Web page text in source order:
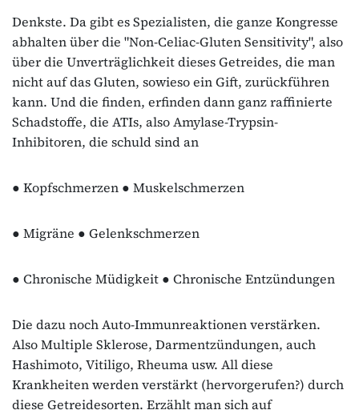
Denkste. Da gibt es Spezialisten, die ganze Kongresse
abhalten über die "Non-Celiac-Gluten Sensitivity", also
über die Unverträglichkeit dieses Getreides, die man
nicht auf das Gluten, sowieso ein Gift, zurückführen
kann. Und die finden, erfinden dann ganz raffinierte
Schadstoffe, die ATIs, also Amylase-Trypsin-
Inhibitoren, die schuld sind an
● Kopfschmerzen ● Muskelschmerzen
● Migräne ● Gelenkschmerzen
● Chronische Müdigkeit ● Chronische Entzündungen
Die dazu noch Auto-Immunreaktionen verstärken.
Also Multiple Sklerose, Darmentzündungen, auch
Hashimoto, Vitiligo, Rheuma usw. All diese
Krankheiten werden verstärkt (hervorgerufen?) durch
diese Getreidesorten. Erzählt man sich auf